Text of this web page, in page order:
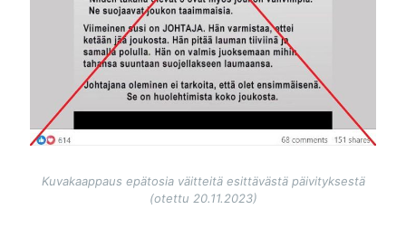
Kuvakaappaus epätosia väitteitä esittävästä päivityksestä
(otettu 20.11.2023)